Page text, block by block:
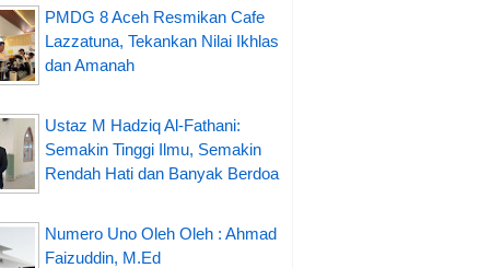
PMDG 8 Aceh Resmikan Cafe
Lazzatuna, Tekankan Nilai Ikhlas
dan Amanah
Ustaz M Hadziq Al-Fathani:
Semakin Tinggi Ilmu, Semakin
Rendah Hati dan Banyak Berdoa
Numero Uno Oleh Oleh : Ahmad
Faizuddin, M.Ed